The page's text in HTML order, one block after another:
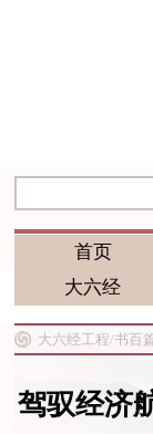
首页
大六经
大六经工程/书百
驾驭经济